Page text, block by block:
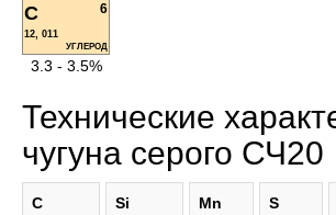
C 6
12, 011
УГЛЕРОД
3.3 - 3.5%
Технические
чугуна серого СЧ20
C Si Mn S